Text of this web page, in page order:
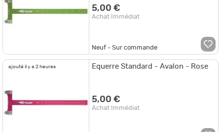
5,00 €
Achat Immédiat
Neuf - Sur commande
ajouté il y a 2 heures Equerre Standard - Avalon - Rose
5,00 €
Achat Immédiat